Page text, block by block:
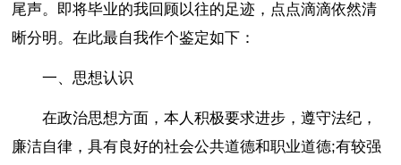
尾声。即将毕业的我回顾以往的足迹，点点滴滴依然清
晰分明。在此最自我作个鉴定如下：
一、思想认识
在政治思想方面，本人积极要求进步，遵守法纪，
廉洁自律，具有良好的社会公共道德和职业道德;有较强